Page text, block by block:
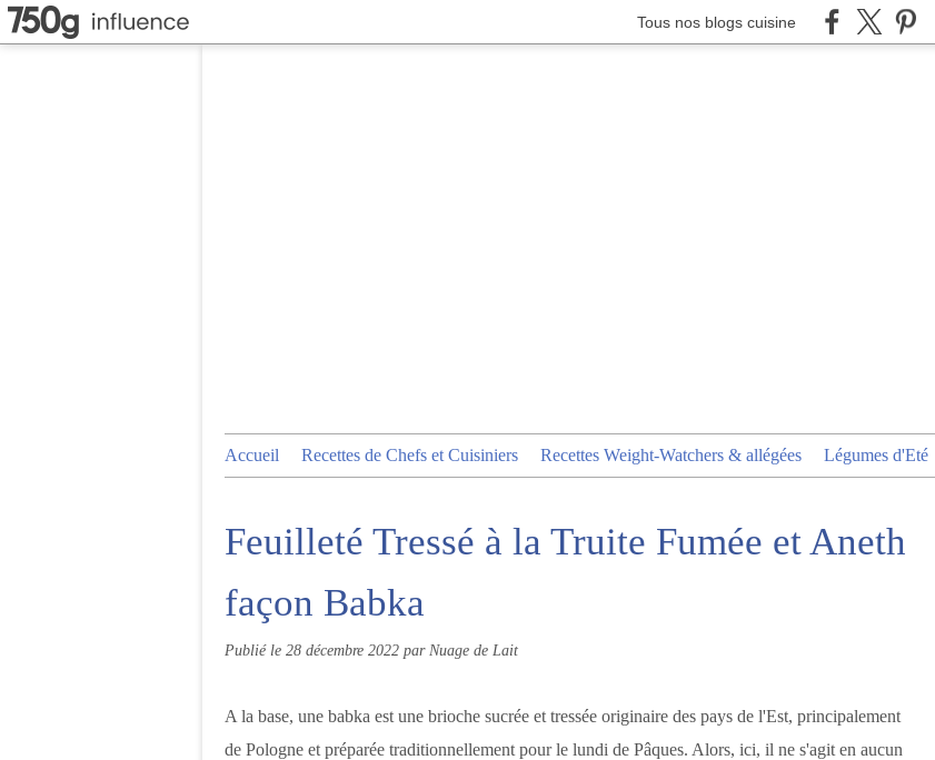
Tous nos blogs cuisine
Accueil Recettes de Chefs et Cuisiniers Recettes Weight-Watchers & allégées Légumes d'Eté
Feuilleté Tressé à la Truite Fumée et Aneth
façon Babka
Publié le 28 décembre 2022 par Nuage de Lait
A la base, une babka est une brioche sucrée et tressée originaire des pays de l'Est, principalement
de Pologne et préparée traditionnellement pour le lundi de Pâques. Alors, ici, il ne s'agit en aucun